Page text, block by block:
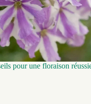
pour une floraison